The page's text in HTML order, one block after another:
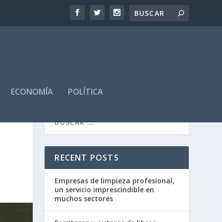
ECONOMÍA POLÍTICA
RECENT POSTS
Empresas de limpieza profesional,
un servicio imprescindible en
muchos sectores